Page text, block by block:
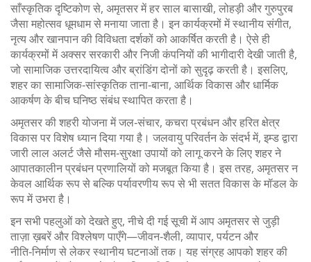
साँस्कृतिक दृष्टिकोण से, अमृतसर में हर साल बासाखी, लोहड़ी और गुरुपुरब
जैसा महोत्सव धूमधाम से मनाया जाता है। इन कार्यक्रमों में स्थानीय संगीत,
नृत्य और खानपान की विविधता दर्शकों को आकर्षित करती है। ऐसे ही
कार्यक्रमों में अक्सर सरकारी और निजी कंपनियों की भागीदारी देखी जाती है,
जो सामाजिक उत्तरदायित्व और ब्रांडिंग दोनों को सुदृढ़ करती है। इसलिए,
शहर का सामाजिक‑सांस्कृतिक ताना‑बाना, आर्थिक विकास और धार्मिक
आकर्षण के बीच घनिष्ठ संबंध स्थापित करता है।
अमृतसर की शहरी योजना में जल‑संचार, कचरा प्रबंधन और हरित क्षेत्र
विकास पर विशेष ध्यान दिया गया है। जलवायु परिवर्तन के संदर्भ में, इम्ड द्वारा
जारी लाल अलर्ट जैसे मौसम‑सुरक्षा उपायों को लागू करने के लिए शहर ने
आपातकालीन प्रबंधन प्रणालियों को मजबूत किया है। इस तरह, अमृतसर न
केवल आर्थिक रूप से बल्कि पर्यावरणीय रूप से भी सतत विकास के मॉडल के
रूप में उभरा है।
इन सभी पहलुओं को देखते हुए, नीचे दी गई सूची में आप अमृतसर से जुड़ी
ताज़ा ख़बरें और विश्लेषण पाएँगे—जीवन‑शैली, व्यापार, पर्यटन और
नीति‑निर्माण से लेकर स्थानीय घटनाओं तक। यह संग्रह आपको शहर की